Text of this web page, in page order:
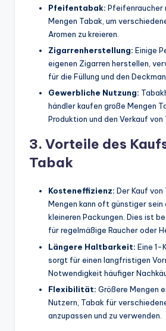
Pfeifentabak: Pfeifenraucher
Mengen Tabak, um
Aromen zu kreieren.
Zigarrenherstellung: Einige
eigenen Zigarren herstellen,
für die Füllung und den
Gewerbliche Nutzung:
händler kaufen große Mengen
Produktion und den Verkauf
3. Vorteile des
Tabak
Kosteneffizienz: Der Kauf von
Mengen kann oft günstiger sein
kleineren Packungen. Dies ist
für regelmäßige Raucher oder
Längere Haltbarkeit: Eine 1-
sorgt für einen langfristigen
Notwendigkeit häufiger
Flexibilität: Größere Mengen
Nutzern, Tabak für
anzupassen und zu verwenden.